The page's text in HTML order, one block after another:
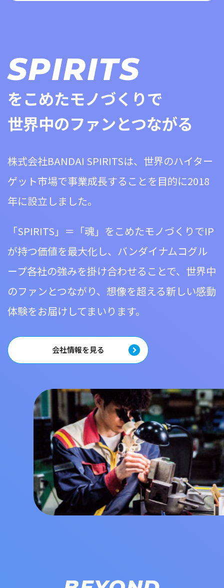
SPIRITS
をこめたモノづくりで
世界中のファンとつながる
株式会社BANDAI SPIRITSは、世界のハイター
ゲット市場で事業成長することを目的に2018
年に設立しました。
「SPIRITS」＝「魂」をこめたモノづくりでIP
が持つ価値を最大化し、 バンダイナムコグル
ープ各社の強みを掛け合わせることで、世界中
のファンとつながり、 想像を超える新しい感動
体験をお届けしてまいります。
会社情報を見る